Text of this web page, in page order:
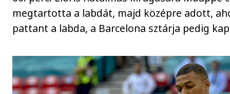
megtartotta a labdát, majd középre adott,
pattant a labda, a Barcelona sztárja pedig